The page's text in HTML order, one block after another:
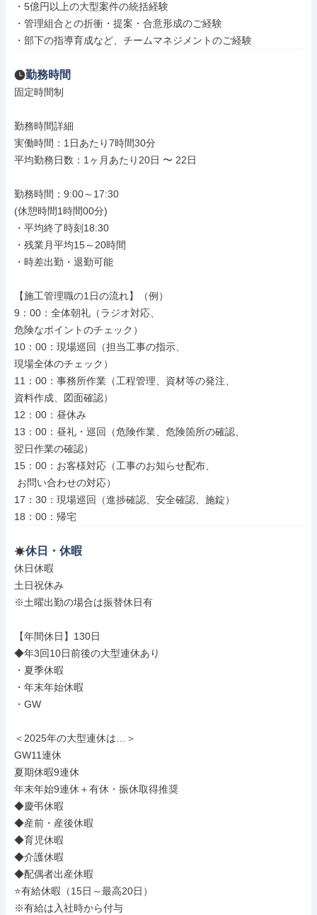
・5億円以上の大型案件の統括経験
・管理組合との折衝・提案・合意形成のご経験
・部下の指導育成など、チームマネジメントのご経験
勤務時間
固定時間制
勤務時間詳細
実働時間：1日あたり7時間30分
平均勤務日数：1ヶ月あたり20日 〜 22日
勤務時間：9:00～17:30
(休憩時間1時間00分)
・平均終了時刻18:30
・残業月平均15～20時間
・時差出勤・退勤可能
【施工管理職の1日の流れ】（例）
9：00：全体朝礼（ラジオ対応、
危険なポイントのチェック）
10：00：現場巡回（担当工事の指示、
現場全体のチェック）
11：00：事務所作業（工程管理、資材等の発注、
資料作成、図面確認）
12：00：昼休み
13：00：昼礼・巡回（危険作業、危険箇所の確認、
翌日作業の確認）
15：00：お客様対応（工事のお知らせ配布、
17：30：現場巡回（進捗確認、安全確認、施錠）
18：00：帰宅
休日・休暇
休日休暇
土日祝休み
※土曜出勤の場合は振替休日有
【年間休日】130日
◆年3回10日前後の大型連休あり
・夏季休暇
・年末年始休暇
・GW
＜2025年の大型連休は…＞
GW11連休
夏期休暇9連休
年末年始9連休＋有休・振休取得推奨
◆慶弔休暇
◆産前・産後休暇
◆育児休暇
◆介護休暇
◆配偶者出産休暇
⭐有給休暇（15日～最高20日）
※有給は入社時から付与